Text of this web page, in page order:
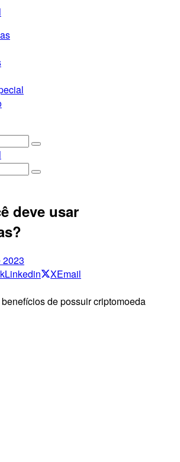
deve usar
2023
Linkedin XEmail
de possuir criptomoeda